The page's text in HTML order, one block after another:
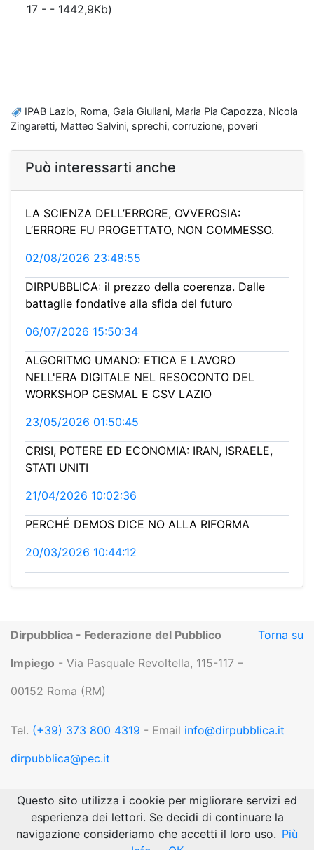
17 - - 1442,9Kb)
IPAB Lazio, Roma, Gaia Giuliani, Maria Pia Capozza, Nicola
Zingaretti, Matteo Salvini, sprechi, corruzione, poveri
Può interessarti anche
LA SCIENZA DELL’ERRORE, OVVEROSIA:
L’ERRORE FU PROGETTATO, NON COMMESSO.
02/08/2026 23:48:55
DIRPUBBLICA: il prezzo della coerenza. Dalle
battaglie fondative alla sfida del futuro
06/07/2026 15:50:34
ALGORITMO UMANO: ETICA E LAVORO
NELL'ERA DIGITALE NEL RESOCONTO DEL
WORKSHOP CESMAL E CSV LAZIO
23/05/2026 01:50:45
CRISI, POTERE ED ECONOMIA: IRAN, ISRAELE,
STATI UNITI
21/04/2026 10:02:36
PERCHÉ DEMOS DICE NO ALLA RIFORMA
20/03/2026 10:44:12
Torna su
Dirpubblica - Federazione del Pubblico
Impiego - Via Pasquale Revoltella, 115-117 –
00152 Roma (RM)
Tel. (+39) 373 800 4319 - Email info@dirpubblica.it
dirpubblica@pec.it
P.IVA 04919551004 |Privacy
Area admin
Questo sito utilizza i cookie per migliorare servizi ed
esperienza dei lettori. Se decidi di continuare la
navigazione consideriamo che accetti il loro uso. Più